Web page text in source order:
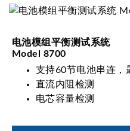
电池模组平衡测试系统
Model 8700
支持60节电池串连，
直流内阻检测
电芯容量检测